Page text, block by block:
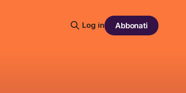
Log in Abbonati